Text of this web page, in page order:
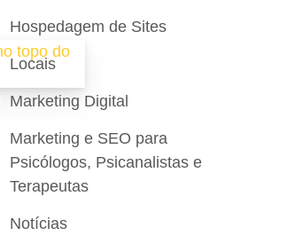
Hospedagem de Sites
Locais
Marketing Digital
Marketing e SEO para
Psicólogos, Psicanalistas e
Terapeutas
Notícias